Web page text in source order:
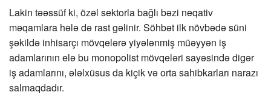
Lakin təəssüf ki, özəl sektorla bağlı bəzi neqativ
məqamlara hələ də rast gəlinir. Söhbət ilk növbədə süni
şəkildə inhisarçı mövqelərə yiyələnmiş müəyyən iş
adamlarının elə bu monopolist mövqeləri sayəsində digər
iş adamlarını, ələlxüsus da kiçik və orta sahibkarları narazı
salmaqdadır.